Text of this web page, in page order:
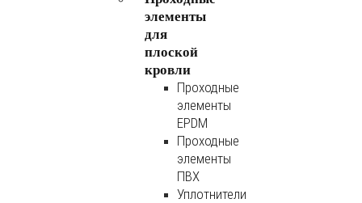
элементы
для
плоской
кровли
Проходные
элементы
EPDM
Проходные
элементы
ПВХ
Уплотнители